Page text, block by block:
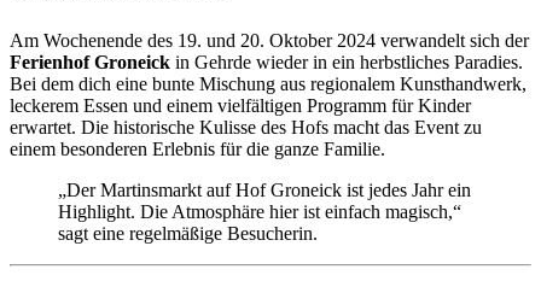
Am Wochenende des 19. und 20. Oktober 2024 verwandelt sich der
Ferienhof Groneick in Gehrde wieder in ein herbstliches Paradies.
Bei dem dich eine bunte Mischung aus regionalem Kunsthandwerk,
leckerem Essen und einem vielfältigen Programm für Kinder
erwartet. Die historische Kulisse des Hofs macht das Event zu
einem besonderen Erlebnis für die ganze Familie.
„Der Martinsmarkt auf Hof Groneick ist jedes Jahr ein
Highlight. Die Atmosphäre hier ist einfach magisch,“
sagt eine regelmäßige Besucherin.